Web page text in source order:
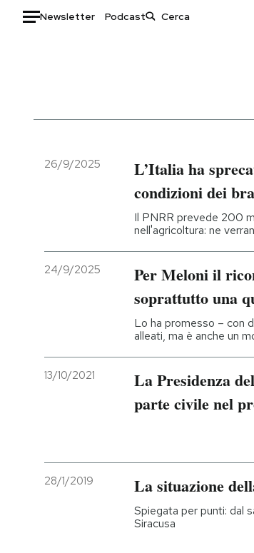
Newsletter Podcast
Italia
Politica
Economia
Moda
Storie/Idee
Ok Boomer!
Media
Mondiali calcio
SHOP
26/9/2025
L’Italia ha
condizioni dei
Il PNRR prevede 200
nell'agricoltura: ne
24/9/2025
Per Meloni il
soprattutto una
Lo ha promesso – con
alleati, ma è anche un
13/10/2021
La Presidenza
parte civile nel
28/1/2019 La situazione
Spiegata per punti: dal
Siracusa